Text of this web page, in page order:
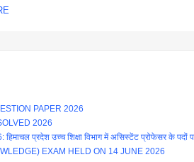
PAPER 2026
2026
प्रदेश उच्च शिक्षा विभाग में असिस्टेंट प्रोफेसर के पदों पर
EXAM HELD ON 14 JUNE 2026